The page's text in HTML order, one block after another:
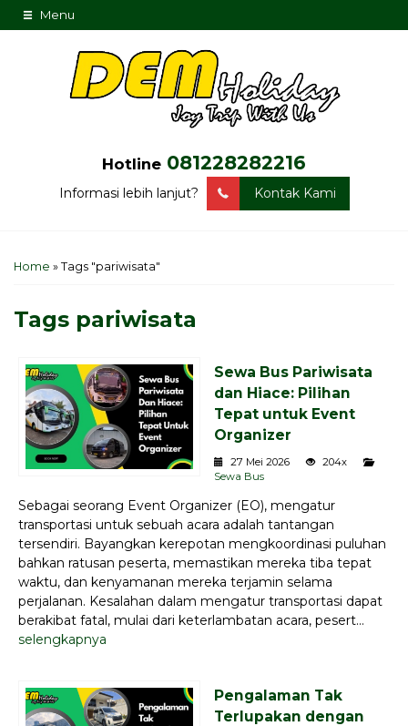
Menu
Hotline 081228282216
Informasi lebih lanjut? Kontak Kami
Home » Tags "pariwisata"
Tags pariwisata
Sewa Bus Pariwisata
dan Hiace: Pilihan
Tepat untuk Event
Organizer
27 Mei 2026
204x
Sewa Bus
Sebagai seorang Event Organizer (EO), mengatur
transportasi untuk sebuah acara adalah tantangan
tersendiri. Bayangkan kerepotan mengkoordinasi puluhan
bahkan ratusan peserta, memastikan mereka tiba tepat
waktu, dan kenyamanan mereka terjamin selama
perjalanan. Kesalahan dalam mengatur transportasi dapat
berakibat fatal, mulai dari keterlambatan acara, pesert...
selengkapnya
Pengalaman Tak
Terlupakan dengan